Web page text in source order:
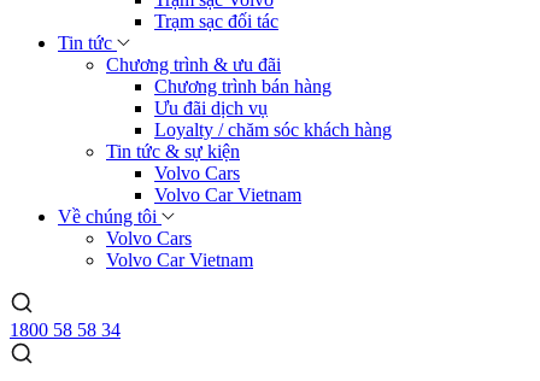
Trạm sạc đối tác
Tin tức
Chương trình & ưu đãi
Chương trình bán hàng
Ưu đãi dịch vụ
Loyalty / chăm sóc khách hàng
Tin tức & sự kiện
Volvo Cars
Volvo Car Vietnam
Về chúng tôi
Volvo Cars
Volvo Car Vietnam
1800 58 58 34